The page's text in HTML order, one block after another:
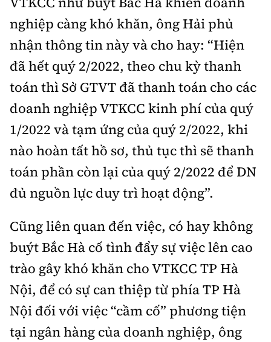
nghiệp càng khó khăn, ông Hải phủ
nhận thông tin này và cho hay: “Hiện
đã hết quý 2/2022, theo chu kỳ thanh
toán thì Sở GTVT đã thanh toán cho các
doanh nghiệp VTKCC kinh phí của quý
1/2022 và tạm ứng của quý 2/2022, khi
nào hoàn tất hồ sơ, thủ tục thì sẽ thanh
toán phần còn lại của quý 2/2022 để DN
đủ nguồn lực duy trì hoạt động”.
Cũng liên quan đến việc, có hay không
buýt Bắc Hà cố tình đẩy sự việc lên cao
trào gây khó khăn cho VTKCC TP Hà
Nội, để có sự can thiệp từ phía TP Hà
Nội đối với việc “cầm cố” phương tiện
tại ngân hàng của doanh nghiệp, ông